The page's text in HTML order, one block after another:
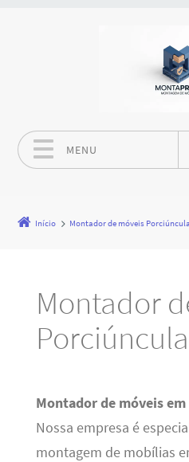
MENU
Início Montador de móveis
Montador
Montador de móveis
Nossa empresa é
montagem de mobílias